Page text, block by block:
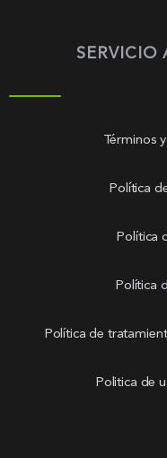
SERVICIO
Términos
Política
Política
Política
Política de
Politica de